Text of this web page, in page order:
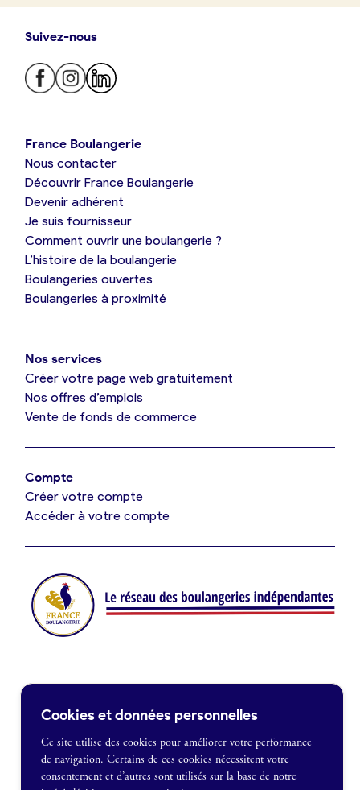
Je trouve ma boulangerie
Je suis boulanger
Je découvre France Boulangerie
Mes tarifs
Je référence ma boulangerie (gratuit)
Offres d’emploi
Je suis fournisseur
Je crée mon compte
France Boulangerie
Suivez-nous
France Boulangerie
Nous contacter
Découvrir France Boulangerie
Devenir adhérent
Je suis fournisseur
Comment ouvrir une boulangerie ?
L’histoire de la boulangerie
Boulangeries ouvertes
Boulangeries à proximité
Nos services
Créer votre page web gratuitement
Nos offres d’emplois
Vente de fonds de commerce
Compte
Créer votre compte
Accéder à votre compte
Je souhaite être recontacté
Cookies et données personnelles
Ce site utilise des cookies pour améliorer votre performance
de navigation. Certains de ces cookies nécessitent votre
consentement et d’autres sont utilisés sur la base de notre